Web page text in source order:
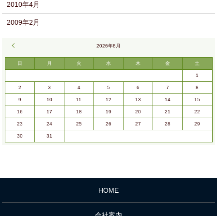
2010年4月
2009年2月
2026年8月
日 月 火 水 木 金 土
1
2 3 4 5 6 7 8
9 10 11 12 13 14 15
16 17 18 19 20 21 22
23 24 25 26 27 28 29
30 31
HOME